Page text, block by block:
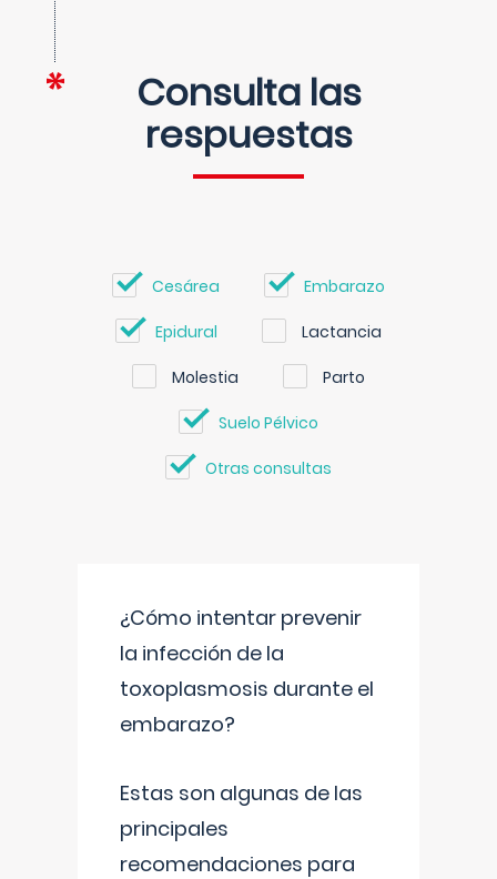
Consulta las
respuestas
Cesárea Embarazo
Epidural Lactancia
Molestia Parto
Suelo Pélvico
Otras consultas
¿Cómo intentar prevenir
la infección de la
toxoplasmosis durante el
embarazo?
Estas son algunas de las
principales
recomendaciones para